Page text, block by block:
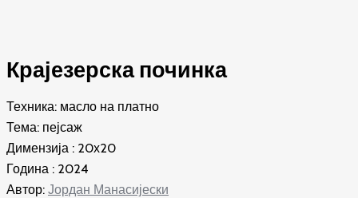
Крајезерска починка
Техника: масло на платно
Тема: пејсаж
Димензија : 20х20
Година : 2024
Автор: Јордан Манасијески